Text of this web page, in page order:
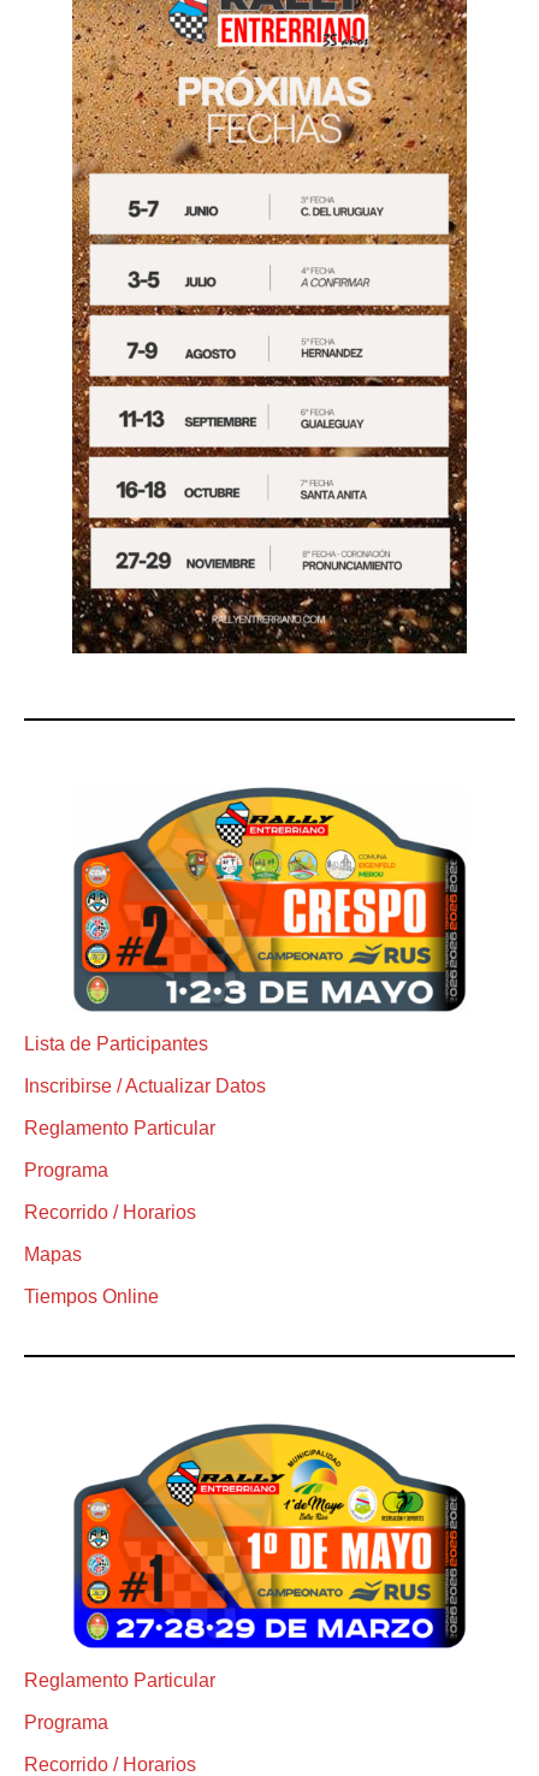
Lista de Participantes
Inscribirse / Actualizar Datos
Reglamento Particular
Programa
Recorrido / Horarios
Mapas
Tiempos Online
Reglamento Particular
Programa
Recorrido / Horarios